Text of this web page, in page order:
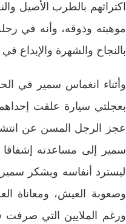
اكتراثهم بالطرب الأصيل
موهبته وذوقه، وأنه في
بالنجاح والشهرة والإبداع
وأثناء انغماس سمير في
بعجلتي سيارة علقت
عجز الرجل المسن عن
سمير إلى مساعدته
ليسترد أنفاسه ويشكر
وصعوبة العيش، ومعاناة
ورغم الملايين التي